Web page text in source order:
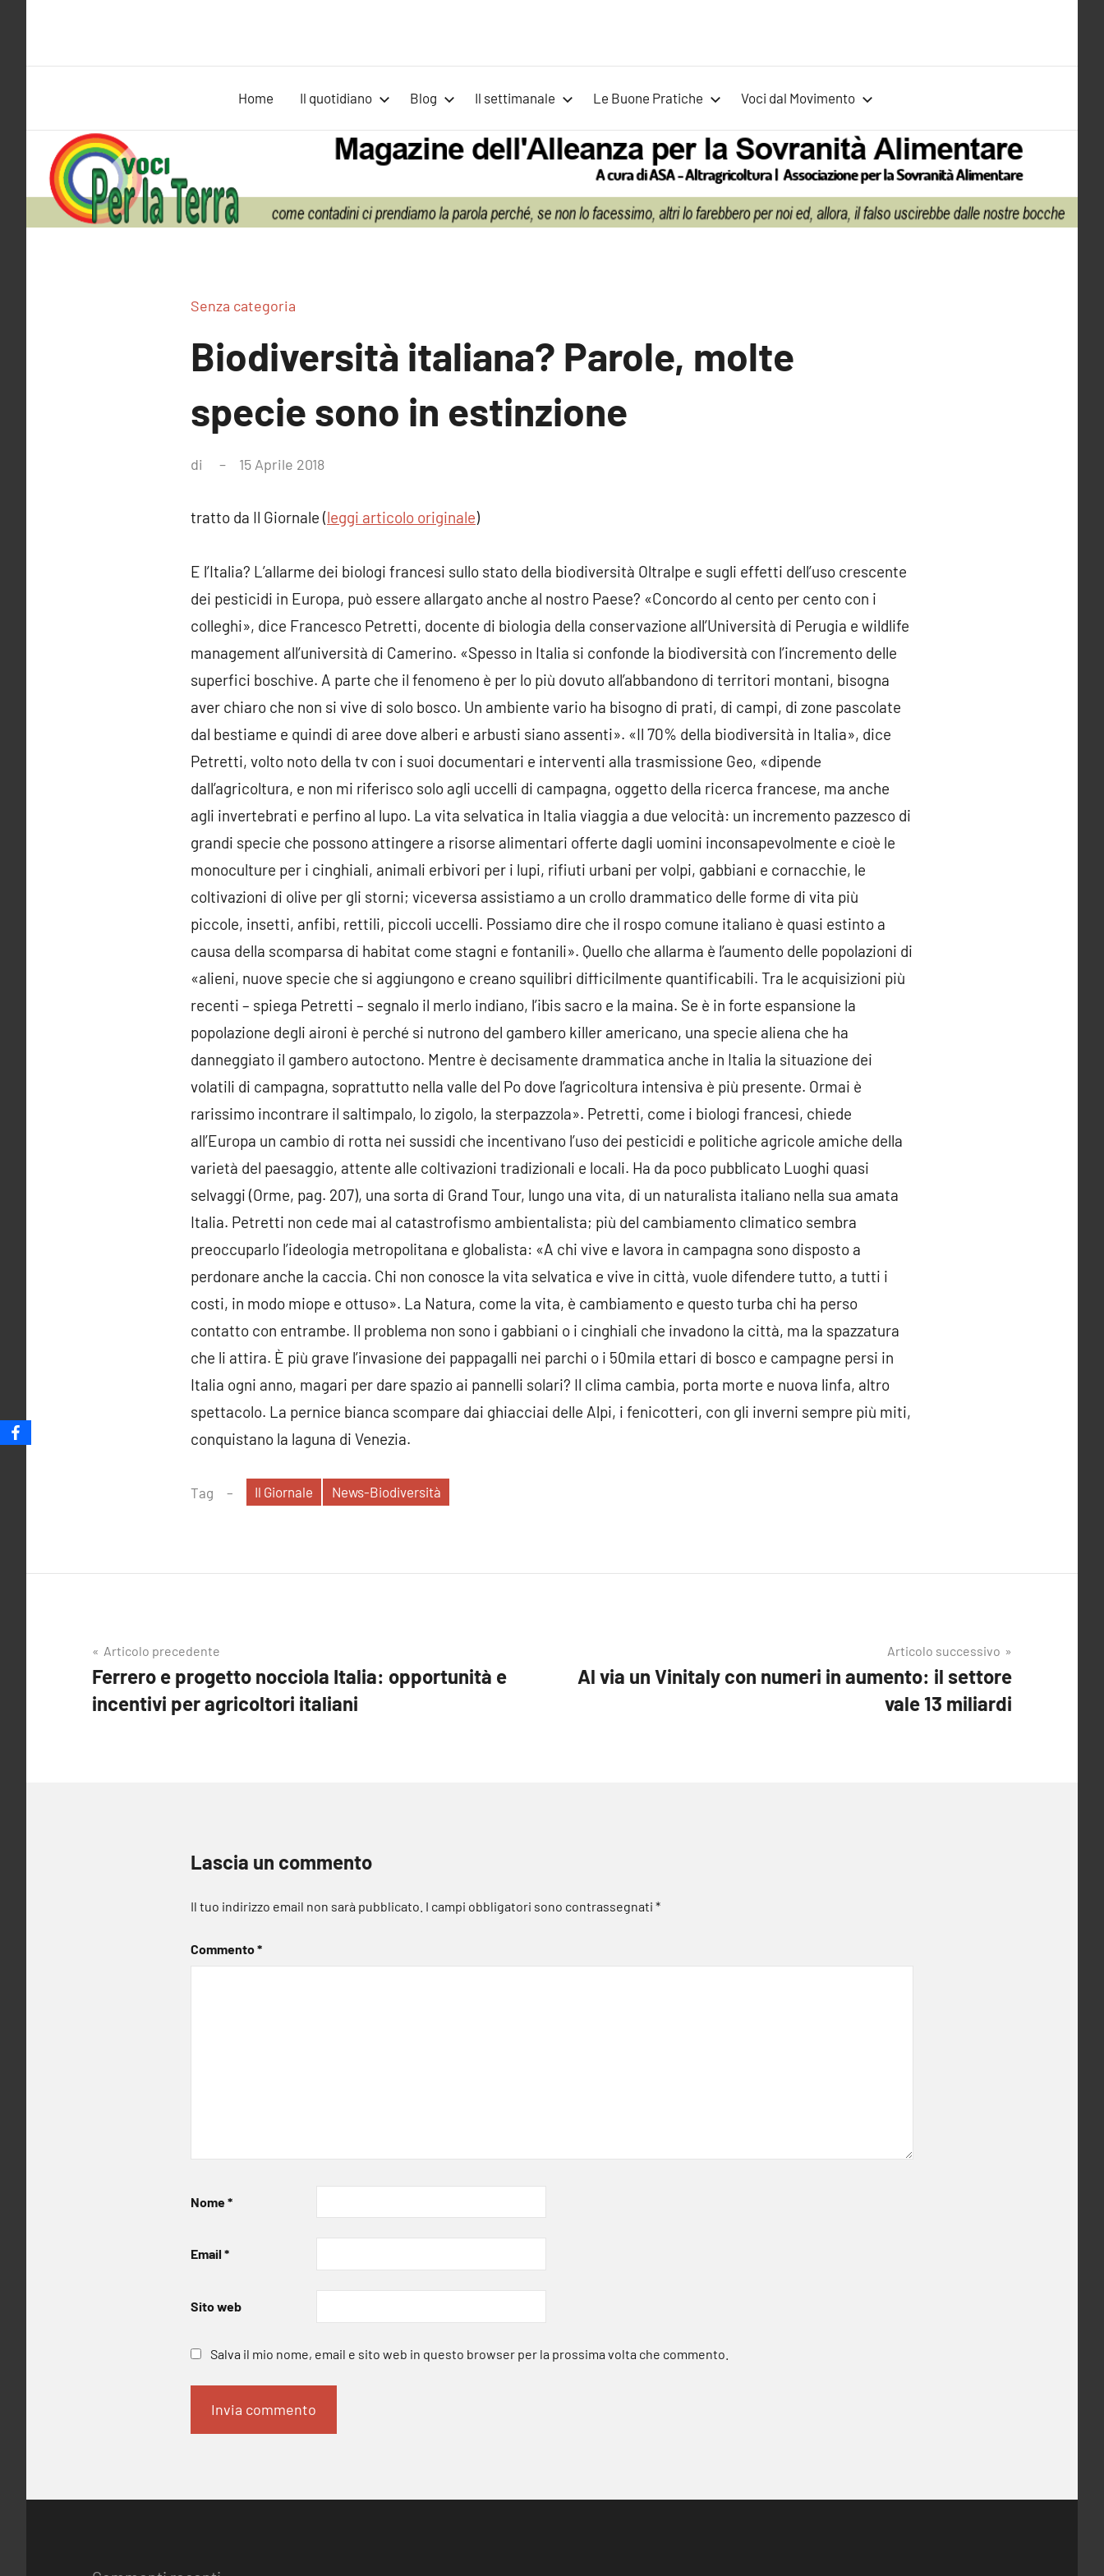
per
la
Terra
Alleanza
Sovranità
Alimentare
Home Il quotidiano Blog Il settimanale Le Buone Pratiche Voci dal Movimento
Senza categoria
Biodiversità italiana? Parole, molte
specie sono in estinzione
di 15 Aprile 2018
tratto da Il Giornale (leggi articolo originale)
E l’Italia? L’allarme dei biologi francesi sullo stato della biodiversità Oltralpe e sugli effetti dell’uso crescente
dei pesticidi in Europa, può essere allargato anche al nostro Paese? «Concordo al cento per cento con i
colleghi», dice Francesco Petretti, docente di biologia della conservazione all’Università di Perugia e wildlife
management all’università di Camerino. «Spesso in Italia si confonde la biodiversità con l’incremento delle
superfici boschive. A parte che il fenomeno è per lo più dovuto all’abbandono di territori montani, bisogna
aver chiaro che non si vive di solo bosco. Un ambiente vario ha bisogno di prati, di campi, di zone pascolate
dal bestiame e quindi di aree dove alberi e arbusti siano assenti». «Il 70% della biodiversità in Italia», dice
Petretti, volto noto della tv con i suoi documentari e interventi alla trasmissione Geo, «dipende
dall’agricoltura, e non mi riferisco solo agli uccelli di campagna, oggetto della ricerca francese, ma anche
agli invertebrati e perfino al lupo. La vita selvatica in Italia viaggia a due velocità: un incremento pazzesco di
grandi specie che possono attingere a risorse alimentari offerte dagli uomini inconsapevolmente e cioè le
monoculture per i cinghiali, animali erbivori per i lupi, rifiuti urbani per volpi, gabbiani e cornacchie, le
coltivazioni di olive per gli storni; viceversa assistiamo a un crollo drammatico delle forme di vita più
piccole, insetti, anfibi, rettili, piccoli uccelli. Possiamo dire che il rospo comune italiano è quasi estinto a
causa della scomparsa di habitat come stagni e fontanili». Quello che allarma è l’aumento delle popolazioni di
«alieni, nuove specie che si aggiungono e creano squilibri difficilmente quantificabili. Tra le acquisizioni più
recenti – spiega Petretti – segnalo il merlo indiano, l’ibis sacro e la maina. Se è in forte espansione la
popolazione degli aironi è perché si nutrono del gambero killer americano, una specie aliena che ha
danneggiato il gambero autoctono. Mentre è decisamente drammatica anche in Italia la situazione dei
volatili di campagna, soprattutto nella valle del Po dove l’agricoltura intensiva è più presente. Ormai è
rarissimo incontrare il saltimpalo, lo zigolo, la sterpazzola». Petretti, come i biologi francesi, chiede
all’Europa un cambio di rotta nei sussidi che incentivano l’uso dei pesticidi e politiche agricole amiche della
varietà del paesaggio, attente alle coltivazioni tradizionali e locali. Ha da poco pubblicato Luoghi quasi
selvaggi (Orme, pag. 207), una sorta di Grand Tour, lungo una vita, di un naturalista italiano nella sua amata
Italia. Petretti non cede mai al catastrofismo ambientalista; più del cambiamento climatico sembra
preoccuparlo l’ideologia metropolitana e globalista: «A chi vive e lavora in campagna sono disposto a
perdonare anche la caccia. Chi non conosce la vita selvatica e vive in città, vuole difendere tutto, a tutti i
costi, in modo miope e ottuso». La Natura, come la vita, è cambiamento e questo turba chi ha perso
contatto con entrambe. Il problema non sono i gabbiani o i cinghiali che invadono la città, ma la spazzatura
che li attira. È più grave l’invasione dei pappagalli nei parchi o i 50mila ettari di bosco e campagne persi in
Italia ogni anno, magari per dare spazio ai pannelli solari? Il clima cambia, porta morte e nuova linfa, altro
spettacolo. La pernice bianca scompare dai ghiacciai delle Alpi, i fenicotteri, con gli inverni sempre più miti,
conquistano la laguna di Venezia.
Tag Il Giornale News-Biodiversità
Navigazione
articoli
Articolo precedente
Ferrero e progetto nocciola Italia: opportunità e
incentivi per agricoltori italiani
Articolo successivo
Al via un Vinitaly con numeri in aumento: il settore
vale 13 miliardi
Lascia un commento
Il tuo indirizzo email non sarà pubblicato. I campi obbligatori sono contrassegnati *
Commento*
Nome*
Email *
Sito web
Salva il mio nome, email e sito web in questo browser per la prossima volta che commento.